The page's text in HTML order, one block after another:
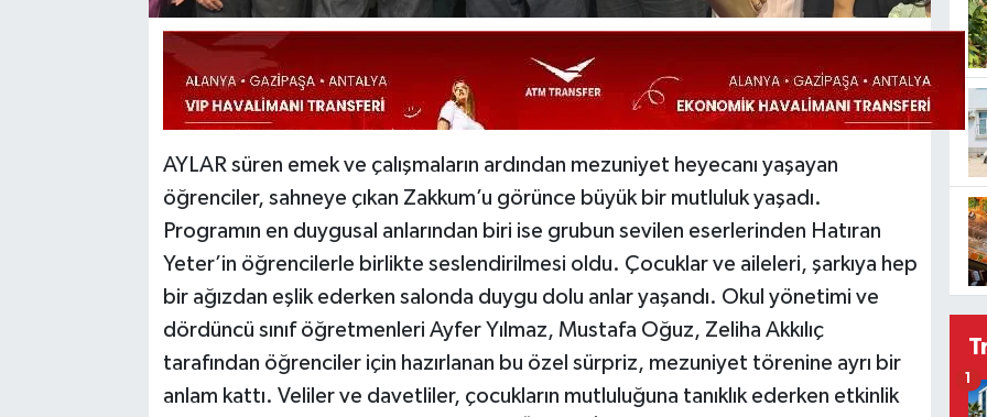
AYLAR süren emek ve çalışmaların ardından mezuniyet heyecanı yaşayan
öğrenciler, sahneye çıkan Zakkum’u görünce büyük bir mutluluk yaşadı.
Programın en duygusal anlarından biri ise grubun sevilen eserlerinden Hatıran
Yeter’in öğrencilerle birlikte seslendirilmesi oldu. Çocuklar ve aileleri, şarkıya hep
bir ağızdan eşlik ederken salonda duygu dolu anlar yaşandı. Okul yönetimi ve
dördüncü sınıf öğretmenleri Ayfer Yılmaz, Mustafa Oğuz, Zeliha Akkılıç
tarafından öğrenciler için hazırlanan bu özel sürpriz, mezuniyet törenine ayrı bir
anlam kattı. Veliler ve davetliler, çocukların mutluluğuna tanıklık ederken etkinlik
1